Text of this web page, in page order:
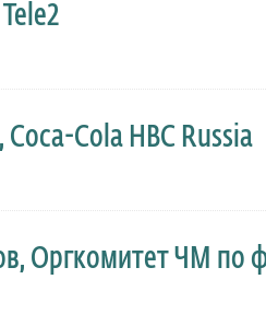
Cola HBC Russia
Оргкомитет ЧМ по